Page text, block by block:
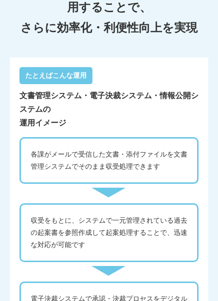
用することで、
さらに効率化・利便性向上を実現
たとえばこんな運用
文書管理システム・電子決裁システム・情報公開シ
ステムの
運用イメージ
各課がメールで受信した文書・添付ファイルを文書
管理システムでそのまま収受処理できます
収受をもとに、システムで一元管理されている過去
の起案書を参照作成して起案処理することで、迅速
な対応が可能です
電子決裁システムで承認・決裁プロセスをデジタル